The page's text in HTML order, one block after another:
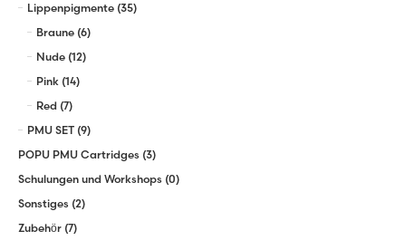
Lippenpigmente (35)
Braune (6)
Nude (12)
Pink (14)
Red (7)
PMU SET (9)
POPU PMU Cartridges (3)
Schulungen und Workshops (0)
Sonstiges (2)
Zubehör (7)